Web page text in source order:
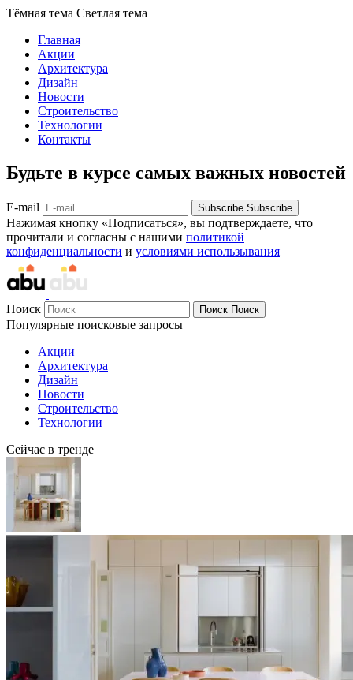
Тёмная тема Светлая тема
Главная
Акции
Архитектура
Дизайн
Новости
Строительство
Технологии
Контакты
Будьте в курсе самых важных новостей
E-mail Subscribe Subscribe
Нажимая кнопку «Подписаться», вы подтверждаете, что
прочитали и согласны с нашими политикой
конфиденциальности и условиями использывания
Поиск Поиск Поиск
Популярные поисковые запросы
Акции
Архитектура
Дизайн
Новости
Строительство
Технологии
Сейчас в тренде